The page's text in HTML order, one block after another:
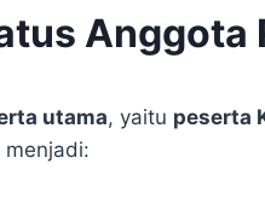
Anggota
utama, yaitu peserta